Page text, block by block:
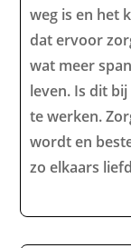
weg is en het
dat ervoor
wat meer
leven. Is dit
te werken.
wordt en
zo elkaars